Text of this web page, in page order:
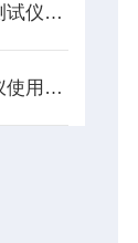
艾德克斯电池内阻测试仪使用方法全解析
艾睿光电红外热像仪使用指南和操作要点